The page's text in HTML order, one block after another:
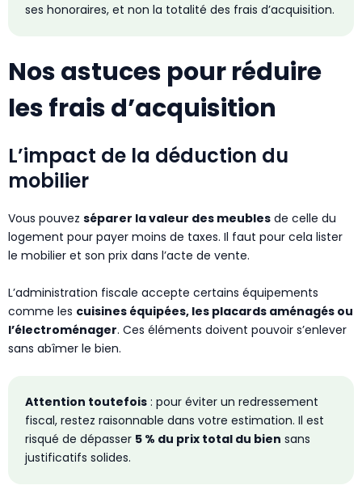
ses honoraires, et non la totalité des frais d’acquisition.
Nos astuces pour réduire
les frais d’acquisition
L’impact de la déduction du
mobilier
Vous pouvez séparer la valeur des meubles de celle du
logement pour payer moins de taxes. Il faut pour cela lister
le mobilier et son prix dans l’acte de vente.
L’administration fiscale accepte certains équipements
comme les cuisines équipées, les placards aménagés ou
l’électroménager. Ces éléments doivent pouvoir s’enlever
sans abîmer le bien.
Attention toutefois : pour éviter un redressement
fiscal, restez raisonnable dans votre estimation. Il est
risqué de dépasser 5 % du prix total du bien sans
justificatifs solides.